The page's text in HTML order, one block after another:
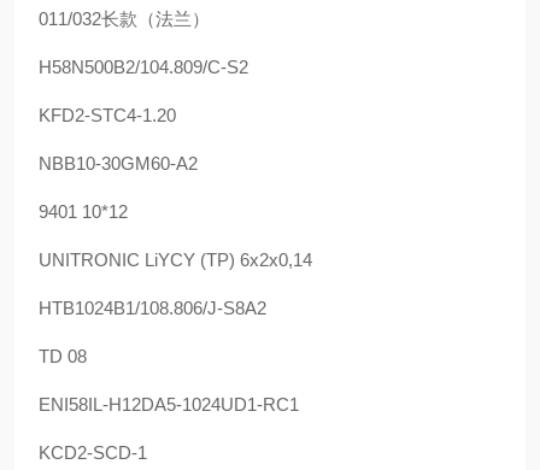
011/032长款（法兰）
H58N500B2/104.809/C-S2
KFD2-STC4-1.20
NBB10-30GM60-A2
9401 10*12
UNITRONIC LiYCY (TP) 6x2x0,14
HTB1024B1/108.806/J-S8A2
TD 08
ENI58IL-H12DA5-1024UD1-RC1
KCD2-SCD-1